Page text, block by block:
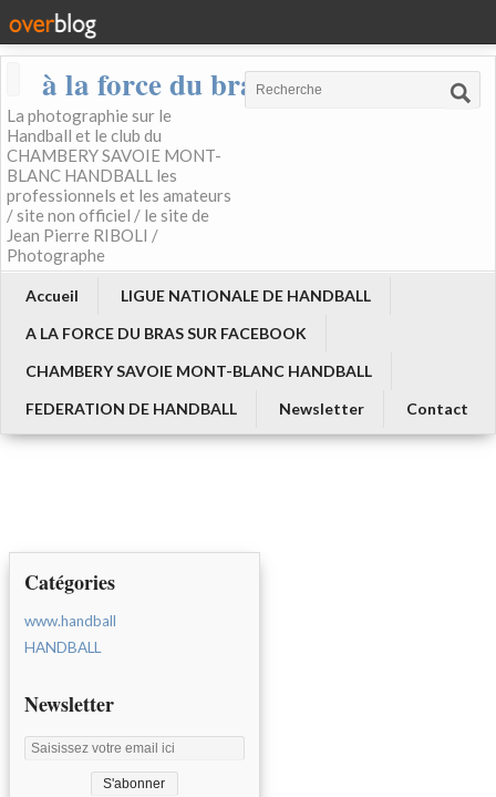
à la force du bras
La photographie sur le
Handball et le club du
CHAMBERY SAVOIE MONT-
BLANC HANDBALL les
professionnels et les amateurs
/ site non officiel / le site de
Jean Pierre RIBOLI /
Photographe
Accueil
LIGUE NATIONALE DE HANDBALL
A LA FORCE DU BRAS SUR FACEBOOK
CHAMBERY SAVOIE MONT-BLANC HANDBALL
FEDERATION DE HANDBALL
Newsletter Contact
Catégories
www.handball
HANDBALL
Newsletter